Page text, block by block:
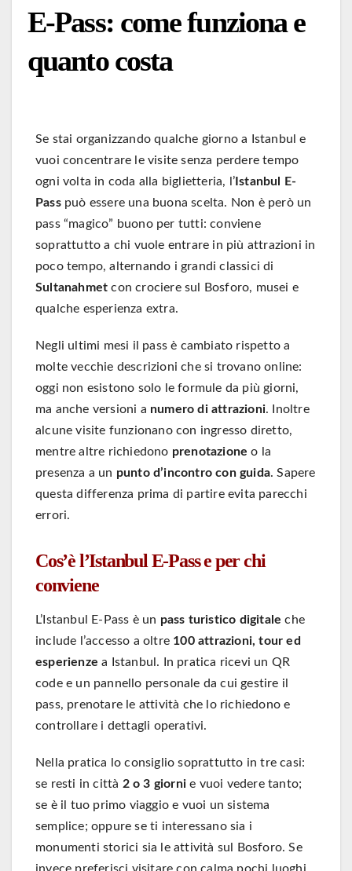
E-Pass: come funziona e
quanto costa
Se stai organizzando qualche giorno a Istanbul e
vuoi concentrare le visite senza perdere tempo
ogni volta in coda alla biglietteria, l’ Istanbul E-
Passpuò essere una buona scelta. Non è però un
pass “magico” buono per tutti: conviene
soprattutto a chi vuole entrare in più attrazioni in
poco tempo, alternando i grandi classici di
Sultanahmet con crociere sul Bosforo, musei e
qualche esperienza extra.
Negli ultimi mesi il pass è cambiato rispetto a
molte vecchie descrizioni che si trovano online:
oggi non esistono solo le formule da più giorni,
ma anche versioni a numero di attrazioni. Inoltre
alcune visite funzionano con ingresso diretto,
mentre altre richiedono prenotazione o la
presenza a un punto d’incontro con guida. Sapere
questa differenza prima di partire evita parecchi
errori.
Cos’è l’Istanbul E-Pass e per chi
conviene
L’Istanbul E-Pass è un pass turistico digitale che
include l’accesso a oltre 100 attrazioni, tour ed
esperienze a Istanbul. In pratica ricevi un QR
code e un pannello personale da cui gestire il
pass, prenotare le attività che lo richiedono e
controllare i dettagli operativi.
Nella pratica lo consiglio soprattutto in tre casi:
se resti in città 2 o 3 giorni e vuoi vedere tanto;
se è il tuo primo viaggio e vuoi un sistema
semplice; oppure se ti interessano sia i
monumenti storici sia le attività sul Bosforo. Se
invece preferisci visitare con calma pochi luoghi,